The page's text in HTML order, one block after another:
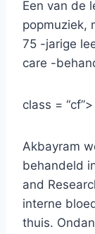
Een van de
popmuziek,
75 -jarige
care -
class = “cf”>
Akbayram
behandeld
and
interne
thuis.